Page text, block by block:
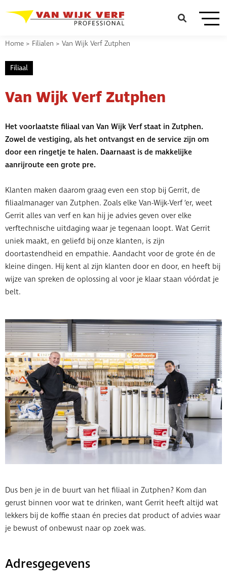
Home > Filialen > Van Wijk Verf Zutphen
Filiaal
Van Wijk Verf Zutphen
Het voorlaatste filiaal van Van Wijk Verf staat in Zutphen.
Zowel de vestiging, als het ontvangst en de service zijn om
door een ringetje te halen. Daarnaast is de makkelijke
aanrijroute een grote pre.
Klanten maken daarom graag even een stop bij Gerrit, de
filiaalmanager van Zutphen. Zoals elke Van-Wijk-Verf ’er, weet
Gerrit alles van verf en kan hij je advies geven over elke
verftechnische uitdaging waar je tegenaan loopt. Wat Gerrit
uniek maakt, en geliefd bij onze klanten, is zijn
doortastendheid en empathie. Aandacht voor de grote én de
kleine dingen. Hij kent al zijn klanten door en door, en heeft bij
wijze van spreken de oplossing al voor je klaar staan vóórdat je
belt.
Dus ben je in de buurt van het filiaal in Zutphen? Kom dan
gerust binnen voor wat te drinken, want Gerrit heeft altijd wat
lekkers bij de koffie staan én precies dat product of advies waar
je bewust of onbewust naar op zoek was.
Adresgegevens